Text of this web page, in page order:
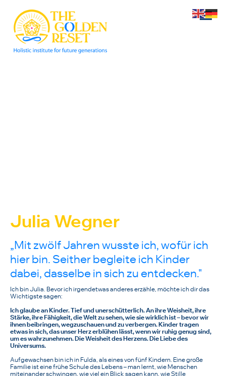
Julia Wegner
„Mit zwölf Jahren wusste ich, wofür ich
hier bin. Seither begleite ich Kinder
dabei, dasselbe in sich zu entdecken."
Ich bin Julia. Bevor ich irgendetwas anderes erzähle, möchte ich dir das
Wichtigste sagen:
Ich glaube an Kinder. Tief und unerschütterlich. An ihre Weisheit, ihre
Stärke, ihre Fähigkeit, die Welt zu sehen, wie sie wirklich ist – bevor wir
ihnen beibringen, wegzuschauen und zu verbergen. Kinder tragen
etwas in sich, das unser Herz erblühen lässt, wenn wir ruhig genug sind,
um es wahrzunehmen. Die Weisheit des Herzens. Die Liebe des
Universums.
Aufgewachsen bin ich in Fulda, als eines von fünf Kindern. Eine große
Familie ist eine frühe Schule des Lebens – man lernt, wie Menschen
miteinander schwingen, wie viel ein Blick sagen kann, wie Stille